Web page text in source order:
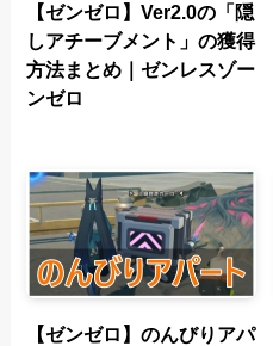
【ゼンゼロ】Ver2.0の「隠
しアチーブメント」の獲得
方法まとめ｜ゼンレスゾー
ンゼロ
【ゼンゼロ】のんびりアパ